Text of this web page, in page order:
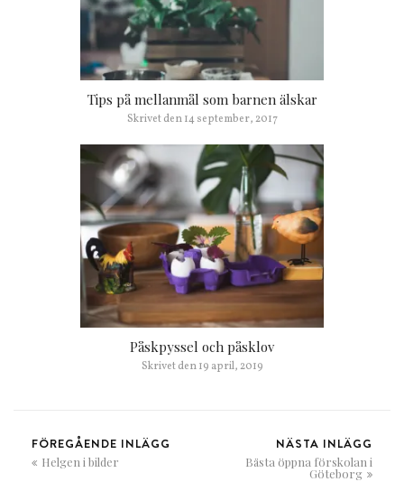
Tips på mellanmål som barnen älskar
Skrivet den14 september, 2017
Påskpyssel och påsklov
Skrivet den19 april, 2019
FÖREGÅENDE INLÄGG
Helgen i bilder
NÄSTA INLÄGG
Bästa öppna förskolan i
Göteborg